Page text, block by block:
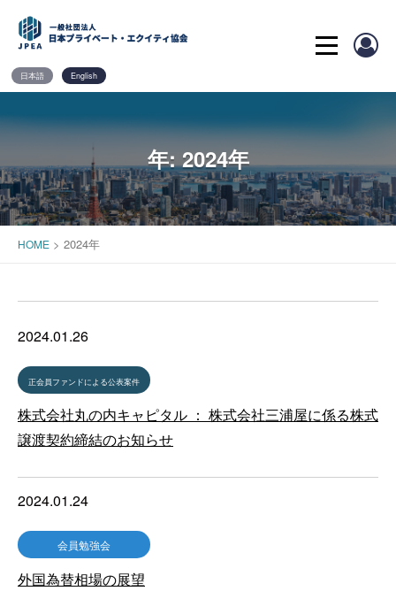
content
日本語 English
年:2024年
HOME > 2024年
2024.01.26
正会員ファンドによる公表案件
株式会社丸の内キャピタル ： 株式会社三浦屋に係る株式
譲渡契約締結のお知らせ
2024.01.24
会員勉強会
外国為替相場の展望